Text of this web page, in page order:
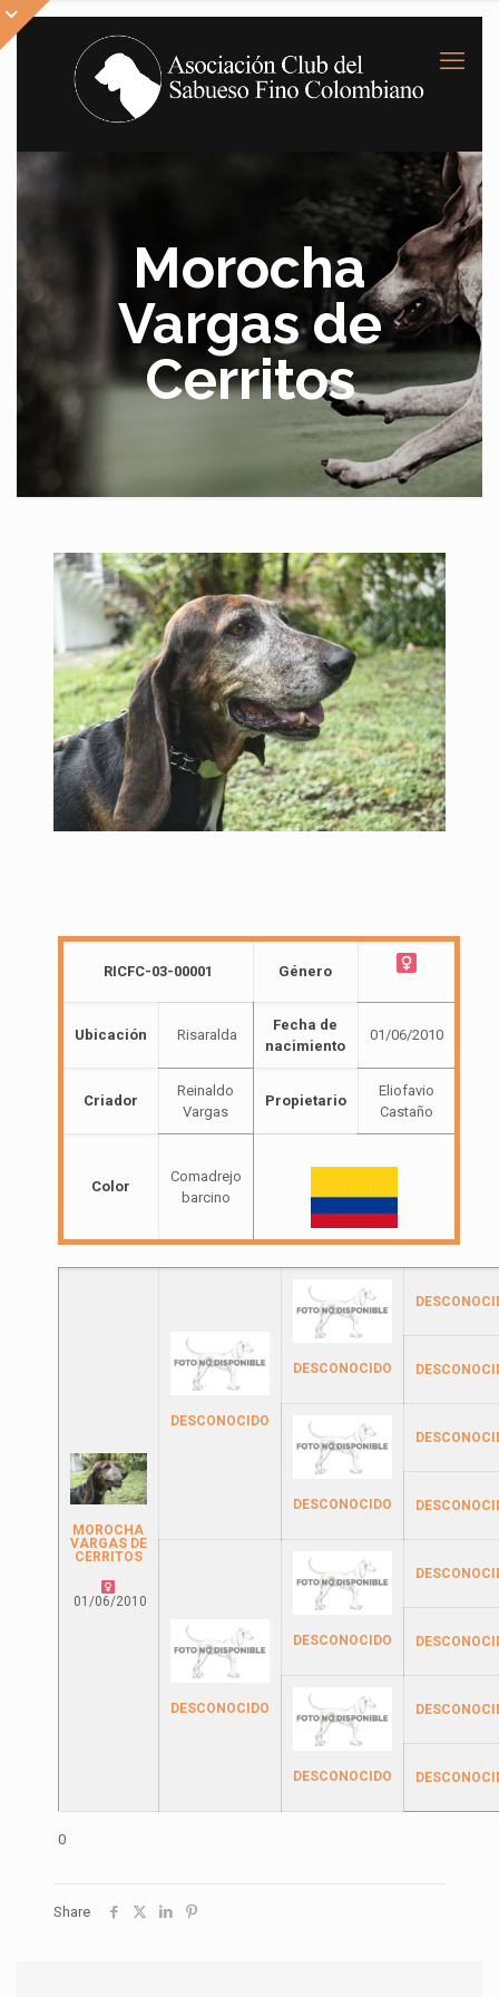
Morocha
Vargas de
Cerritos
RICFC-03-00001 Género
Ubicación Risaralda
Fecha de
nacimiento
01/06/2010
Criador
Reinaldo
Vargas
Propietario
Eliofavio
Castaño
Color
Comadrejo
barcino
MOROCHA
VARGAS DE
CERRITOS
01/06/2010
DESCONOCIDO
DESCONOCIDO
DESCONOCIDO
DESCONOCIDO
DESCONOCIDO
DESCONOCIDO
0
Share